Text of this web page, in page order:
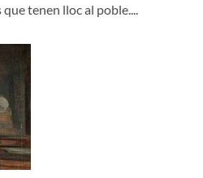
tenen lloc al poble....